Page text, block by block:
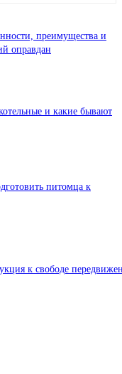
преимущества и
оправдан
и какие бывают
питомца к
к свободе